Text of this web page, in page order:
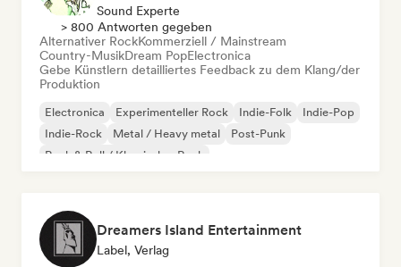
Sound Experte
> 800 Antworten gegeben
Alternativer RockKommerziell / Mainstream
Country-MusikDream PopElectronica
Gebe Künstlern detailliertes Feedback zu dem Klang/der
Produktion
Electronica Experimenteller Rock Indie-Folk
Indie-Pop
Indie-Rock
Metal / Heavy metal
Post-Punk
Rock & Roll / Klassischer Rock
Dreamers Island Entertainment
Label, Verlag